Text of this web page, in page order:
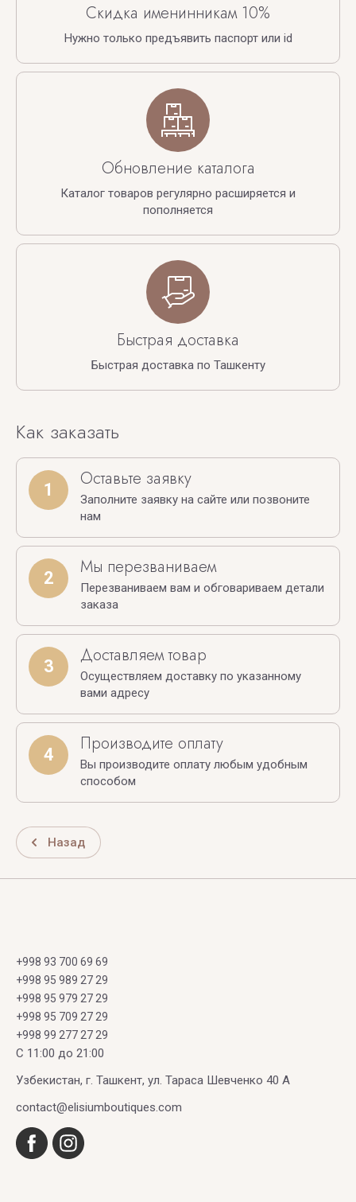
Скидка именинникам 10%
Нужно только предъявить паспорт или id
Обновление каталога
Каталог товаров регулярно расширяется и
пополняется
Быстрая доставка
Быстрая доставка по Ташкенту
Как заказать
1 Оставьте заявку
Заполните заявку на сайте или позвоните
нам
2 Мы перезваниваем
Перезваниваем вам и обговариваем детали
заказа
3 Доставляем товар
Осуществляем доставку по указанному
вами адресу
4 Производите оплату
Вы производите оплату любым удобным
способом
Назад
+998 93 700 69 69
+998 95 989 27 29
+998 95 979 27 29
+998 95 709 27 29
+998 99 277 27 29
C 11:00 до 21:00
Узбекистан, г. Ташкент, ул. Тараса Шевченко 40 А
contact@elisiumboutiques.com